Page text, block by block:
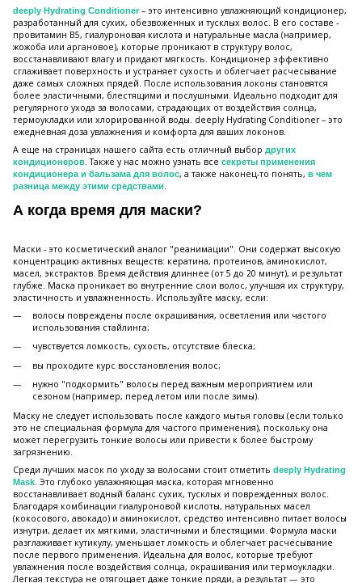
deeply Hydrating Conditioner– это интенсивно увлажняющий кондиционер,
разработанный для сухих, обезвоженных и тусклых волос. В его составе -
провитамин B5, гиалуроновая кислота и натуральные масла (например,
жожоба или аргановое), которые проникают в структуру волос,
восстанавливают влагу и придают мягкость. Кондиционер эффективно
сглаживает поверхность и устраняет сухость и облегчает расчесывание
даже самых сложных прядей. После использования локоны становятся
более эластичными, блестящими и послушными. Идеально подходит для
регулярного ухода за волосами, страдающих от воздействия солнца,
термоукладки или хлорированной воды. deeply Hydrating Conditioner – это
ежедневная доза увлажнения и комфорта для ваших локонов.
А еще на страницах нашего сайта есть отличный выбор других
кондиционеров. Также у нас можно узнать все секреты применения
кондиционера и бальзама для волос, а также наконец-то понять, в чем
разница между этими средствами.
А когда время для маски?
Маски - это косметический аналог "реанимации". Они содержат высокую
концентрацию активных веществ: кератина, протеинов, аминокислот,
масел, экстрактов. Время действия длиннее (от 5 до 20 минут), и результат
глубже. Маска проникает во внутренние слои волос, улучшая их структуру,
эластичность и увлажненность. Используйте маску, если:
волосы повреждены после окрашивания, осветления или частого
использования стайлинга;
чувствуется ломкость, сухость, отсутствие блеска;
вы проходите курс восстановления волос;
нужно "подкормить" волосы перед важным мероприятием или
сезоном (например, перед летом или после зимы).
Маску не следует использовать после каждого мытья головы (если только
это не специальная формула для частого применения), поскольку она
может перегрузить тонкие волосы или привести к более быстрому
загрязнению.
Среди лучших масок по уходу за волосами стоит отметить deeply Hydrating
Mask . Это глубоко увлажняющая маска, которая мгновенно
восстанавливает водный баланс сухих, тусклых и поврежденных волос.
Благодаря комбинации гиалуроновой кислоты, натуральных масел
(кокосового, авокадо) и аминокислот, средство интенсивно питает волосы
изнутри, делает их мягкими, эластичными и блестящими. Формула маски
разглаживает кутикулу, уменьшает ломкость и облегчает расчесывание
после первого применения. Идеальна для волос, которые требуют
увлажнения после воздействия солнца, окрашивания или термоукладки.
Легкая текстура не отягощает даже тонкие пряди, а результат — это